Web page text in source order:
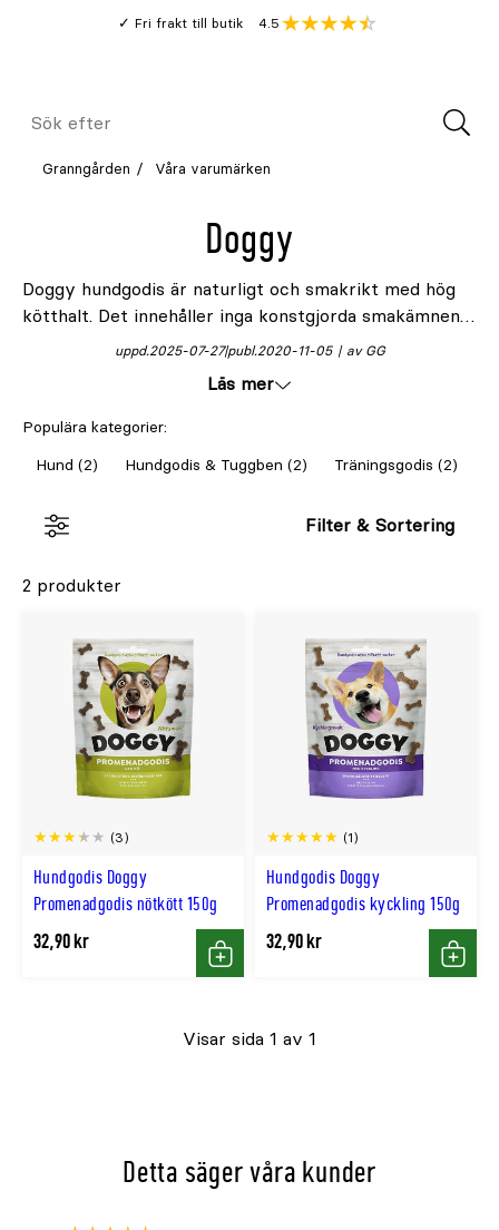
Fri frakt till butik
Genomsnitt
4.5
Meny
Sök
Granngården Våra varumärken
Doggy
Doggy hundgodis är naturligt och smakrikt med hög
kötthalt. Det innehåller inga konstgjorda smakämnen
eller tillsatt socker. Smakligt godis på promenaden,
karnitin för förbättrad ämnesomsättning.
publ.2020-11-05
uppd.2025-07-27 av GG
Läs mer
Populära kategorier:
Hund (2)
Hundgodis & Tuggben (2) Träningsgodis (2)
Filter & Sortering
2 produkter
Hundgodis Doggy
Promenadgodis nötkött 150g
(3)
32,90 kr
Köp
Hundgodis Doggy
Promenadgodis kyckling 150g
(1)
32,90 kr
Köp
Visar sida 1 av 1
Detta säger våra kunder